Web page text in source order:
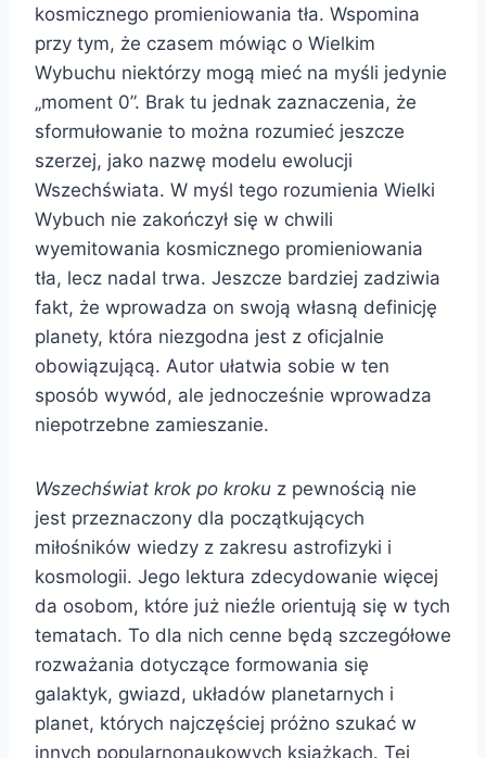
kosmicznego promieniowania tła. Wspomina
przy tym, że czasem mówiąc o Wielkim
Wybuchu niektórzy mogą mieć na myśli jedynie
„moment 0”. Brak tu jednak zaznaczenia, że
sformułowanie to można rozumieć jeszcze
szerzej, jako nazwę modelu ewolucji
Wszechświata. W myśl tego rozumienia Wielki
Wybuch nie zakończył się w chwili
wyemitowania kosmicznego promieniowania
tła, lecz nadal trwa. Jeszcze bardziej zadziwia
fakt, że wprowadza on swoją własną definicję
planety, która niezgodna jest z oficjalnie
obowiązującą. Autor ułatwia sobie w ten
sposób wywód, ale jednocześnie wprowadza
niepotrzebne zamieszanie.
Wszechświat krok po kroku z pewnością nie
jest przeznaczony dla początkujących
miłośników wiedzy z zakresu astrofizyki i
kosmologii. Jego lektura zdecydowanie więcej
da osobom, które już nieźle orientują się w tych
tematach. To dla nich cenne będą szczegółowe
rozważania dotyczące formowania się
galaktyk, gwiazd, układów planetarnych i
planet, których najczęściej próżno szukać w
innych popularnonaukowych książkach. Tej